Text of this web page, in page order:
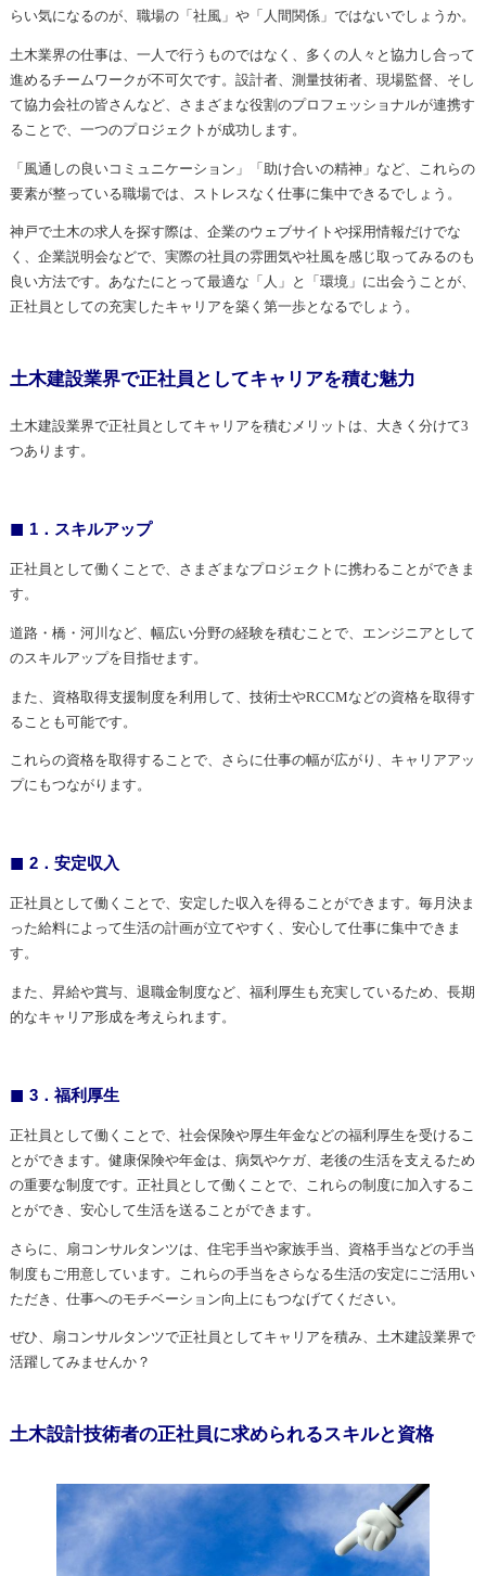
らい気になるのが、職場の「社風」や「人間関係」ではないでしょうか。
土木業界の仕事は、一人で行うものではなく、多くの人々と協力し合って
進めるチームワークが不可欠です。設計者、測量技術者、現場監督、そし
て協力会社の皆さんなど、さまざまな役割のプロフェッショナルが連携す
ることで、一つのプロジェクトが成功します。
「風通しの良いコミュニケーション」「助け合いの精神」など、これらの
要素が整っている職場では、ストレスなく仕事に集中できるでしょう。
神戸で土木の求人を探す際は、企業のウェブサイトや採用情報だけでな
く、企業説明会などで、実際の社員の雰囲気や社風を感じ取ってみるのも
良い方法です。あなたにとって最適な「人」と「環境」に出会うことが、
正社員としての充実したキャリアを築く第一歩となるでしょう。
土木建設業界で正社員としてキャリアを積む魅力
土木建設業界で正社員としてキャリアを積むメリットは、大きく分けて3
つあります。
1．スキルアップ
正社員として働くことで、さまざまなプロジェクトに携わることができま
す。
道路・橋・河川など、幅広い分野の経験を積むことで、エンジニアとして
のスキルアップを目指せます。
また、資格取得支援制度を利用して、技術士やRCCMなどの資格を取得す
ることも可能です。
これらの資格を取得することで、さらに仕事の幅が広がり、キャリアアッ
プにもつながります。
2．安定収入
正社員として働くことで、安定した収入を得ることができます。毎月決ま
った給料によって生活の計画が立てやすく、安心して仕事に集中できま
す。
また、昇給や賞与、退職金制度など、福利厚生も充実しているため、長期
的なキャリア形成を考えられます。
3．福利厚生
正社員として働くことで、社会保険や厚生年金などの福利厚生を受けるこ
とができます。健康保険や年金は、病気やケガ、老後の生活を支えるため
の重要な制度です。正社員として働くことで、これらの制度に加入するこ
とができ、安心して生活を送ることができます。
さらに、扇コンサルタンツは、住宅手当や家族手当、資格手当などの手当
制度もご用意しています。これらの手当をさらなる生活の安定にご活用い
ただき、仕事へのモチベーション向上にもつなげてください。
ぜひ、扇コンサルタンツで正社員としてキャリアを積み、土木建設業界で
活躍してみませんか？
土木設計技術者の正社員に求められるスキルと資格